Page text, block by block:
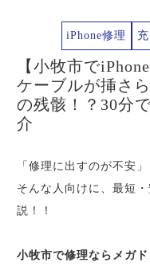
iPhone修理
【小牧市で
ケーブルが挿さ
の残骸！？30分
介
「修理に出すのが不安
そんな人向けに、最短
説！！
小牧市で修理ならメガ